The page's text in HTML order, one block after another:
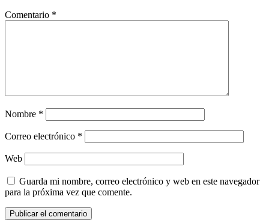
Comentario *
Nombre *
Correo electrónico *
Web
Guarda mi nombre, correo electrónico y web en este navegador
para la próxima vez que comente.